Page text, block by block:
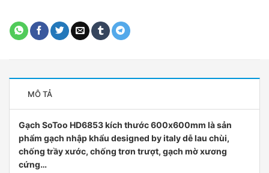
MÔ TẢ
Gạch SoToo HD6853 kích thước 600x600mm là sản
phẩm gạch nhập khẩu designed by italy dễ lau chùi,
chống trầy xước, chống trơn trượt, gạch mờ xương
cứng…